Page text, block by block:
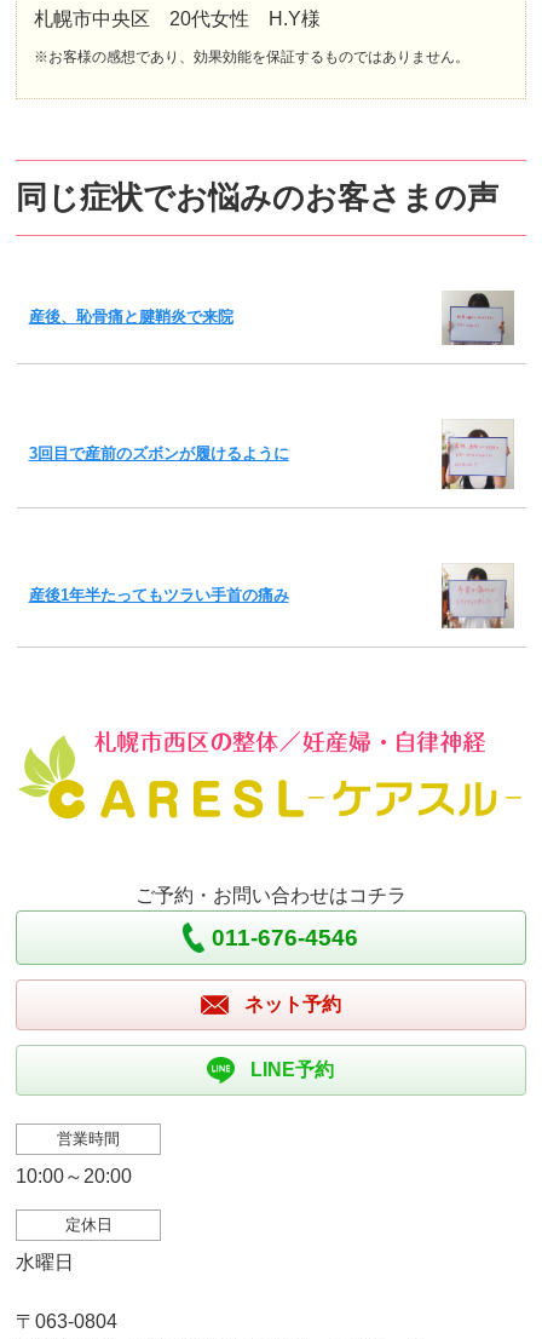
札幌市中央区 20代女性 H.Y様
※お客様の感想であり、効果効能を保証するものではありません。
同じ症状でお悩みのお客さまの声
産後、恥骨痛と腱鞘炎で来院
3回目で産前のズボンが履けるように
産後1年半たってもツラい手首の痛み
ご予約・お問い合わせはコチラ
011-676-4546
ネット予約
LINE予約
営業時間
10:00～20:00
定休日
水曜日
〒063-0804